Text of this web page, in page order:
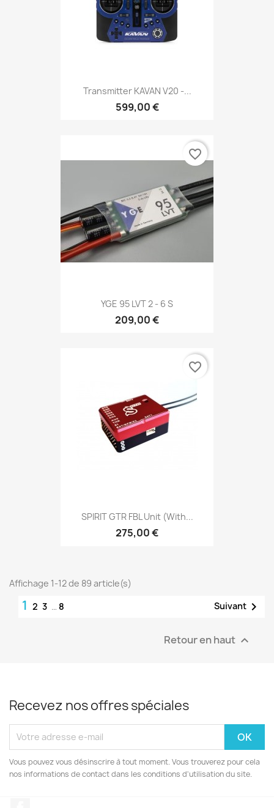
Transmitter KAVAN V20 -...
599,00 €
YGE 95 LVT 2 - 6 S
209,00 €
favorite_border
SPIRIT GTR FBL Unit (with...
275,00 €
favorite_border
Affichage 1-12 de 89 article(s)
1 2 3 … 8 Suivant 
Retour en haut 
Recevez nos offres spéciales
Vous pouvez vous désinscrire à tout moment. Vous trouverez pour cela
nos informations de contact dans les conditions d'utilisation du site.